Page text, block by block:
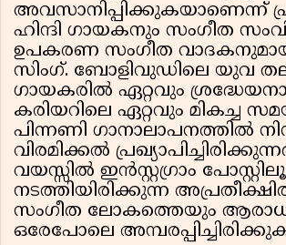
അവസാനിപ്പിക്കുകയാണെന്ന്
ഹിന്ദി ഗായകനും സംഗീത
ഉപകരണ സംഗീത
സിംഗ്. ബോളിവുഡിലെ യുവ
ഗായകരില്‍ ഏറ്റവും
കരിയറിലെ ഏറ്റവും മികച്ച
പിന്നണി ഗാനാലാപനത്തില്‍
വിരമിക്കല്‍
വയസ്സിൽ ഇൻസ്റ്റഗ്രാം
നടത്തിയിരിക്കുന്ന
സംഗീത ലോകത്തെയും
ഒരേപോലെ